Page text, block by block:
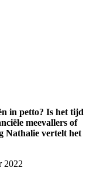
in petto? Is het tijd
meevallers of
Nathalie vertelt het
2022